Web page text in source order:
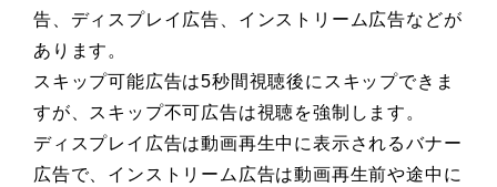
告、ディスプレイ広告、インストリーム広告などが
あります。
スキップ可能広告は5秒間視聴後にスキップできま
すが、スキップ不可広告は視聴を強制します。
ディスプレイ広告は動画再生中に表示されるバナー
広告で、インストリーム広告は動画再生前や途中に